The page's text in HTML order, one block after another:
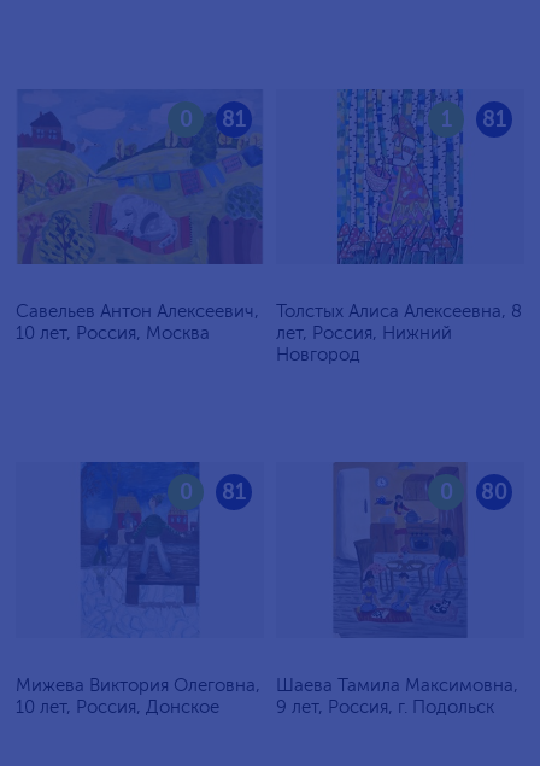
81
0
Савельев Антон Алексеевич,
10 лет, Россия, Москва
81
1
Толстых Алиса Алексеевна, 8
лет, Россия, Нижний
Новгород
81
0
Мижева Виктория Олеговна,
10 лет, Россия, Донское
80
0
Шаева Тамила Максимовна,
9 лет, Россия, г. Подольск